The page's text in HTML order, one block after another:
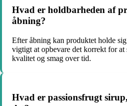
Hvad er holdbarheden af
åbning?
Efter åbning kan produktet holde
vigtigt at opbevare det korrekt for at
kvalitet og smag over tid.
Hvad er passionsfrugt